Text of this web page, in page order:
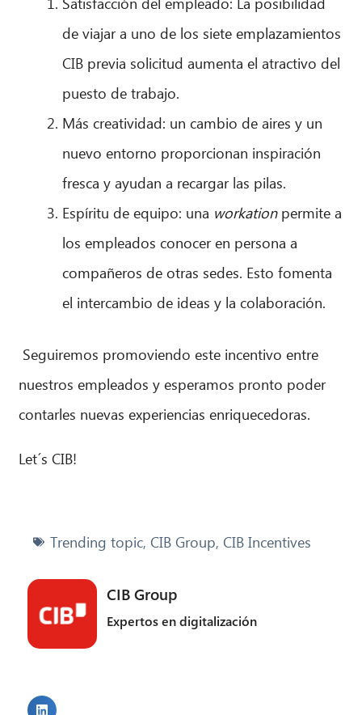
de viajar a uno de los siete emplazamientos
CIB previa solicitud aumenta el atractivo del
puesto de trabajo.
Más creatividad: un cambio de aires y un
nuevo entorno proporcionan inspiración
fresca y ayudan a recargar las pilas.
Espíritu de equipo: una workationpermite a
los empleados conocer en persona a
compañeros de otras sedes. Esto fomenta
el intercambio de ideas y la colaboración.
Seguiremos promoviendo este incentivo entre
nuestros empleados y esperamos pronto poder
contarles nuevas experiencias enriquecedoras.
Let´s CIB!
Trending topic, CIB Group, CIB Incentives
CIB Group
Expertos en digitalización